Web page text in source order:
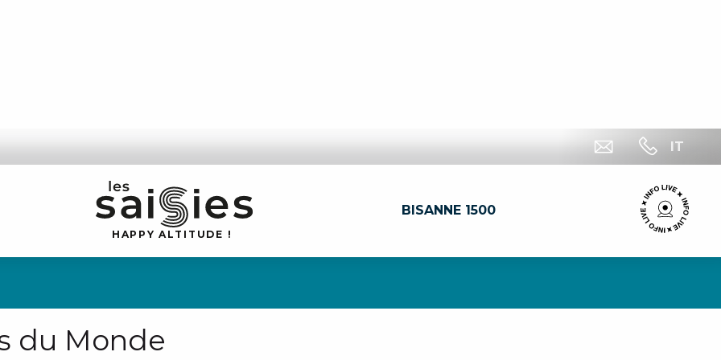
IT
HAP PY ALTI T UDE !
BISANNE 1500
du Monde